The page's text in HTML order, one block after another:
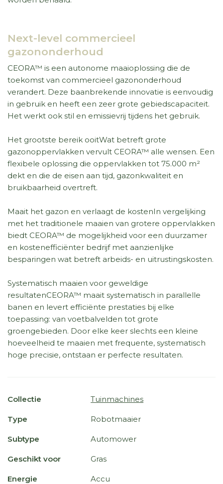
Next-level commercieel
gazononderhoud
CEORA™ is een autonome maaioplossing die de
toekomst van commercieel gazononderhoud
verandert. Deze baanbrekende innovatie is eenvoudig
in gebruik en heeft een zeer grote gebiedscapaciteit.
Het werkt ook stil en emissievrij tijdens het gebruik.
Het grootste bereik ooitWat betreft grote
gazonoppervlakken vervult CEORA™ alle wensen. Een
flexibele oplossing die oppervlakken tot 75.000 m²
dekt en die de eisen aan tijd, gazonkwaliteit en
bruikbaarheid overtreft.
Maait het gazon en verlaagt de kostenIn vergelijking
met het traditionele maaien van grotere oppervlakken
biedt CEORA™ de mogelijkheid voor een duurzamer
en kostenefficiënter bedrijf met aanzienlijke
besparingen wat betreft arbeids- en uitrustingskosten.
Systematisch maaien voor geweldige
resultatenCEORA™ maait systematisch in parallelle
banen en levert efficiënte prestaties bij elke
toepassing: van voetbalvelden tot grote
groengebieden. Door elke keer slechts een kleine
hoeveelheid te maaien met frequente, systematisch
hoge precisie, ontstaan er perfecte resultaten.
Collectie Tuinmachines
Type Robotmaaier
Subtype Automower
Geschikt voor Gras
Energie Accu